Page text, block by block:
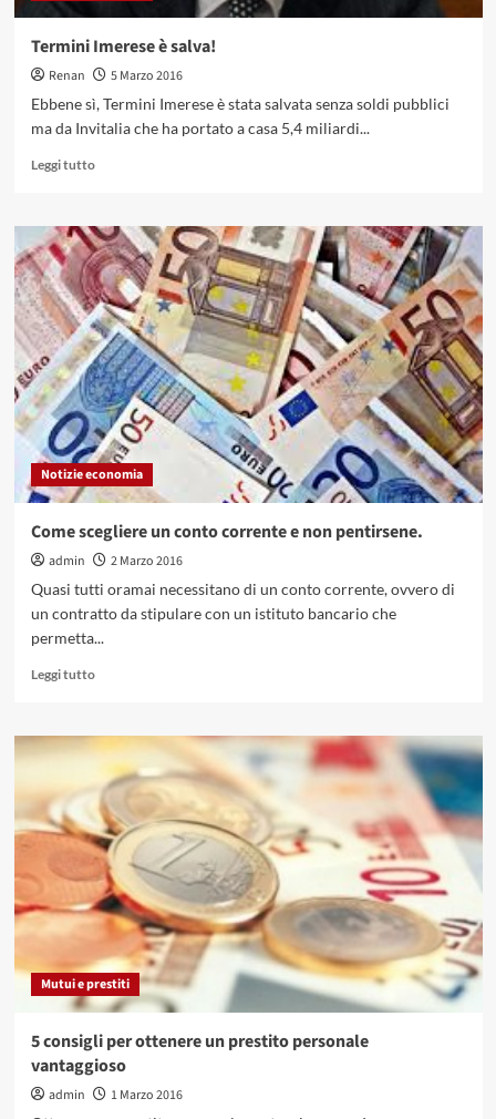
Termini Imerese è salva!
Renan
5 Marzo 2016
Ebbene sì, Termini Imerese è stata salvata senza soldi pubblici
ma da Invitalia che ha portato a casa 5,4 miliardi...
Leggi tuttoLeggi
su
Termini
Imerese
è
salva!
Notizie economia
Come scegliere un conto corrente e non pentirsene.
admin
2 Marzo 2016
Quasi tutti oramai necessitano di un conto corrente, ovvero di
un contratto da stipulare con un istituto bancario che
permetta...
Leggi tuttoLeggi
su
Come
scegliere
un
conto
corrente
e
non
pentirsene.
Mutui e prestiti
5 consigli per ottenere un prestito personale
vantaggioso
admin
1 Marzo 2016